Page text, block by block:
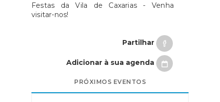
Festas da Vila de Caxarias - Venha
visitar-nos!
Partilhar
Adicionar à sua agenda
PRÓXIMOS EVENTOS